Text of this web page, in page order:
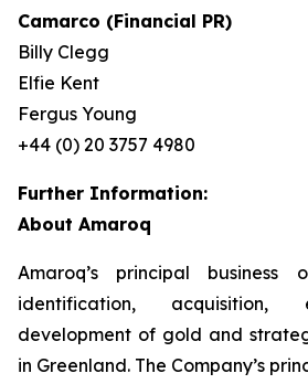
Camarco (Financial PR)
Billy Clegg
Elfie Kent
Fergus Young
+44 (0) 20 3757 4980
Further Information:
About Amaroq
Amaroq’s principal business
identification, acquisition,
development of gold and
in Greenland. The Company’s